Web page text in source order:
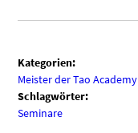
Kategorien:
Meister der Tao Academy
Schlagwörter:
Seminare